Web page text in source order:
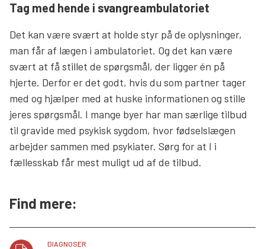
Tag med hende i svangreambulatoriet
Det kan være svært at holde styr på de oplysninger,
man får af lægen i ambulatoriet. Og det kan være
svært at få stillet de spørgsmål, der ligger én på
hjerte. Derfor er det godt, hvis du som partner tager
med og hjælper med at huske informationen og stille
jeres spørgsmål. I mange byer har man særlige tilbud
til gravide med psykisk sygdom, hvor fødselslægen
arbejder sammen med psykiater. Sørg for at I i
fællesskab får mest muligt ud af de tilbud.
Find mere:
DIAGNOSER